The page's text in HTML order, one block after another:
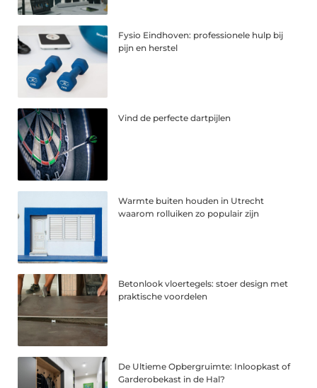
Fysio Eindhoven: professionele hulp bij
pijn en herstel
Vind de perfecte dartpijlen
Warmte buiten houden in Utrecht
waarom rolluiken zo populair zijn
Betonlook vloertegels: stoer design met
praktische voordelen
De Ultieme Opbergruimte: Inloopkast of
Garderobekast in de Hal?